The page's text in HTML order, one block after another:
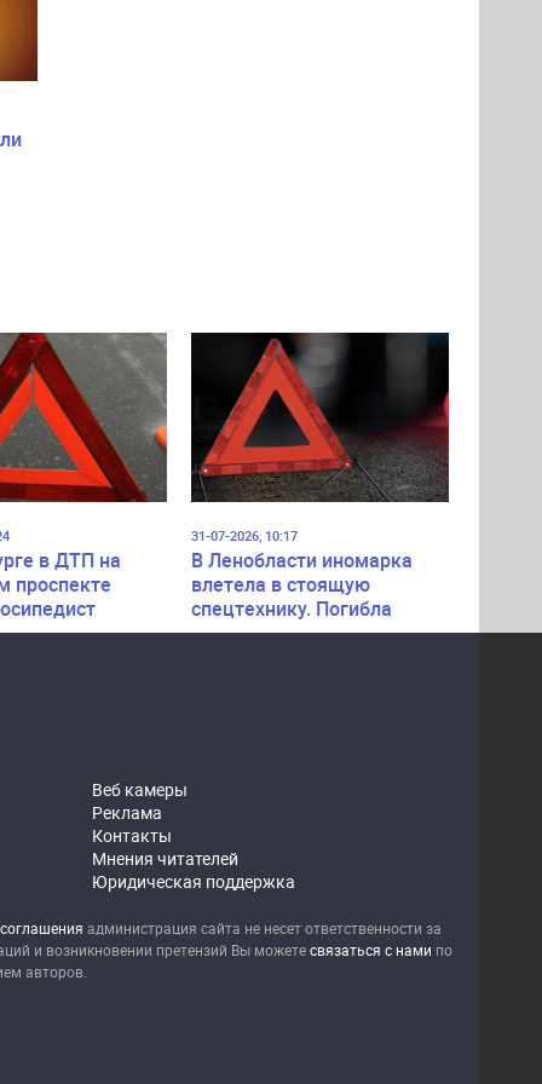
в ДТП на
проспекте
31-07-2026, 10:17
В Ленобласти иномарка
влетела в стоящую
спецтехнику. Погибла
пассажирка легковушки
Веб камеры
Реклама
Контакты
Мнения читателей
Юридическая поддержка
администрация сайта не несет ответственности за
и возникновении претензий Вы можетесвязаться с нами по
авторов.